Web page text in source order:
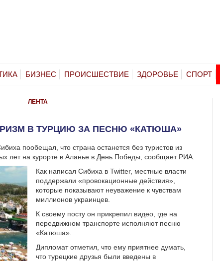
БИЗНЕС ПРОИСШЕСТВИЕ ЗДОРОВЬЕ СПОРТ
ЛЕНТА
В ТУРЦИЮ ЗА ПЕСНЮ «КАТЮША»
пообещал, что страна останется без туристов из
лет на курорте в Аланье в День Победы, сообщает РИА.
Как написал Сибиха в Twitter, местные власти
поддержали «провокационные действия»,
которые показывают неуважение к чувствам
миллионов украинцев.
К своему посту он прикрепил видео, где на
передвижном транспорте исполняют песню
«Катюша».
Дипломат отметил, что ему приятнее думать,
что турецкие друзья были введены в